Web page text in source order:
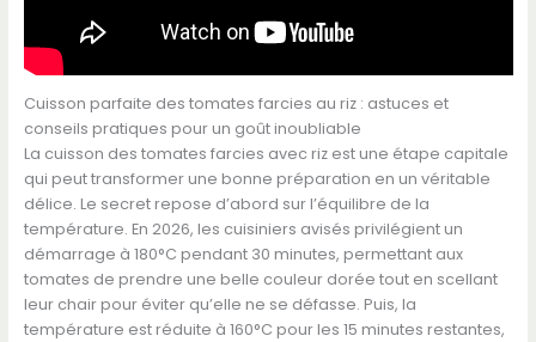
Cuisson parfaite des tomates farcies au riz : astuces et
conseils pratiques pour un goût inoubliable
La cuisson des tomates farcies avec riz est une étape capitale
qui peut transformer une bonne préparation en un véritable
délice. Le secret repose d’abord sur l’équilibre de la
température. En 2026, les cuisiniers avisés privilégient un
démarrage à 180°C pendant 30 minutes, permettant aux
tomates de prendre une belle couleur dorée tout en scellant
leur chair pour éviter qu’elle ne se défasse. Puis, la
température est réduite à 160°C pour les 15 minutes restantes,